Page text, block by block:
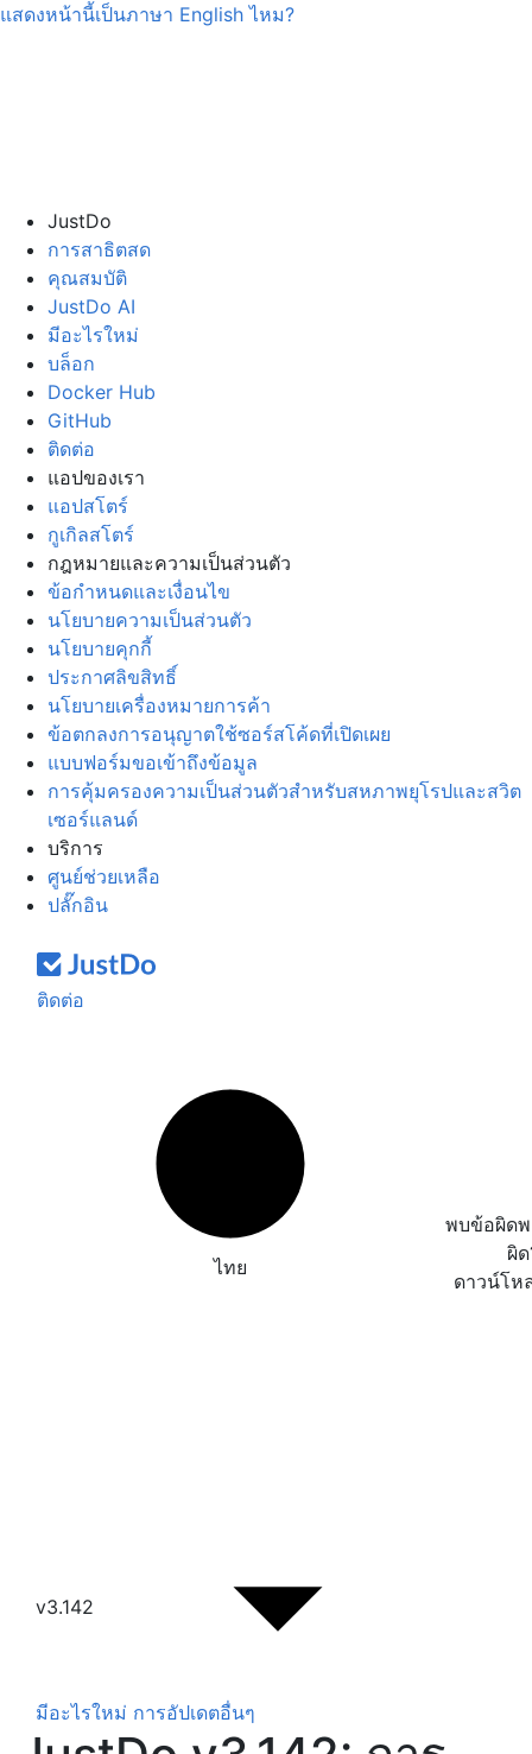
แสดงหน้านี้เป็นภาษา Englishไหม?
JustDo
การสาธิตสด
คุณสมบัติ
JustDo AI
มีอะไรใหม่
บล็อก
Docker Hub
GitHub
ติดต่อ
แอปของเรา
แอปสโตร์
กูเกิลสโตร์
กฎหมายและความเป็นส่วนตัว
ข้อกำหนดและเงื่อนไข
นโยบายความเป็นส่วนตัว
นโยบายคุกกี้
ประกาศลิขสิทธิ์
นโยบายเครื่องหมายการค้า
ข้อตกลงการอนุญาตใช้ซอร์สโค้ดที่เปิดเผย
แบบฟอร์มขอเข้าถึงข้อมูล
การคุ้มครองความเป็นส่วนตัวสำหรับสหภาพยุโรปและสวิต
เซอร์แลนด์
บริการ
ศูนย์ช่วยเหลือ
ปลั๊กอิน
ติดต่อ
ไทย
พบข้อผิด
ผิ
ดาวน์โห
v3.142
มีอะไรใหม่ การอัปเดตอื่นๆ